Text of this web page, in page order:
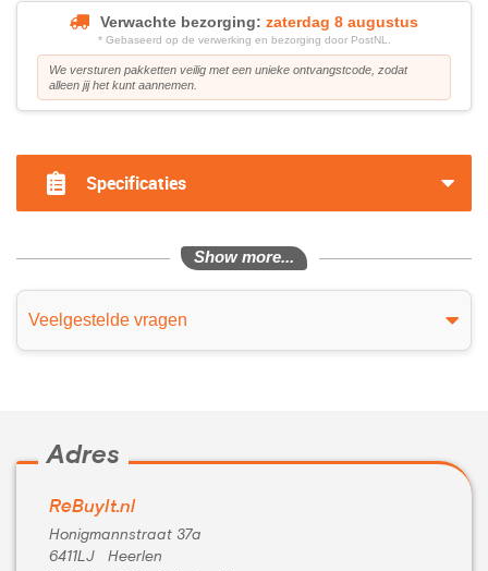
Verwachte bezorging: zaterdag 8 augustus
* Gebaseerd op de verwerking en bezorging door PostNL.
We versturen pakketten veilig met een unieke ontvangstcode, zodat
alleen jij het kunt aannemen.
Specificaties
Show more...
Veelgestelde vragen
Adres
ReBuyIt.nl
Honigmannstraat 37a
6411LJ Heerlen